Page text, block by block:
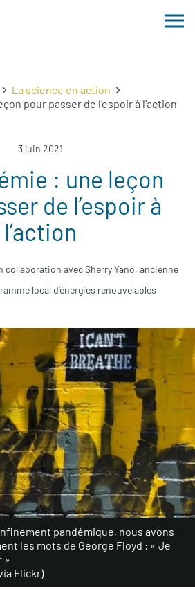
La science en action
pour passer de l’espoir à l’action
3 juin 2021
: une leçon
de l’espoir à
l’action
collaboration avec Sherry Yano, ancienne
local d’énergies renouvelables
pandémique, nous avons
les mots de George Floyd : « Je
»
Flickr)